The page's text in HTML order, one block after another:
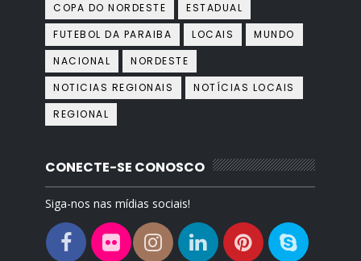
COPA DO NORDESTE
ESTADUAL
FUTEBOL DA PARAIBA
LOCAIS
MUNDO
NACIONAL
NORDESTE
NOTICIAS REGIONAIS
NOTÍCIAS LOCAIS
REGIONAL
CONECTE-SE CONOSCO
Siga-nos nas mídias sociais!